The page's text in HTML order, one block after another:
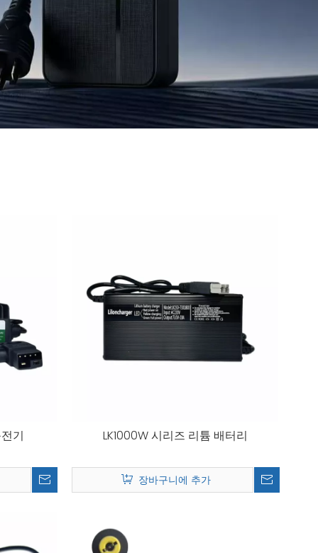
기 LK1000W 시리즈 리튬 배터리
장바구니에 추가